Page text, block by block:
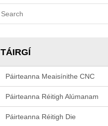
TÁIRGÍ
Páirteanna Meaisínithe CNC
Páirteanna Réitigh Alúmanam
Páirteanna Réitigh Die